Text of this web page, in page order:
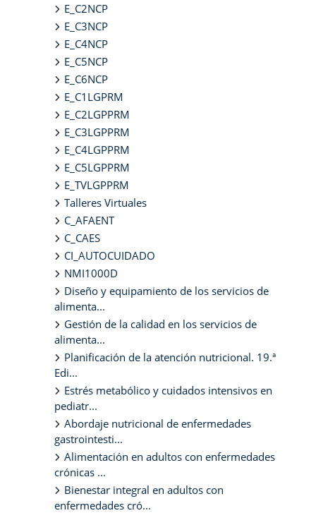
E_C2NCP
E_C3NCP
E_C4NCP
E_C5NCP
E_C6NCP
E_C1LGPRM
E_C2LGPPRM
E_C3LGPPRM
E_C4LGPPRM
E_C5LGPPRM
E_TVLGPPRM
Talleres Virtuales
C_AFAENT
C_CAES
CI_AUTOCUIDADO
NMI1000D
Diseño y equipamiento de los servicios de
alimenta...
Gestión de la calidad en los servicios de
alimenta...
Planificación de la atención nutricional. 19.ª
Edi...
Estrés metabólico y cuidados intensivos en
pediatr...
Abordaje nutricional de enfermedades
gastrointesti...
Alimentación en adultos con enfermedades
crónicas ...
Bienestar integral en adultos con
enfermedades cró...